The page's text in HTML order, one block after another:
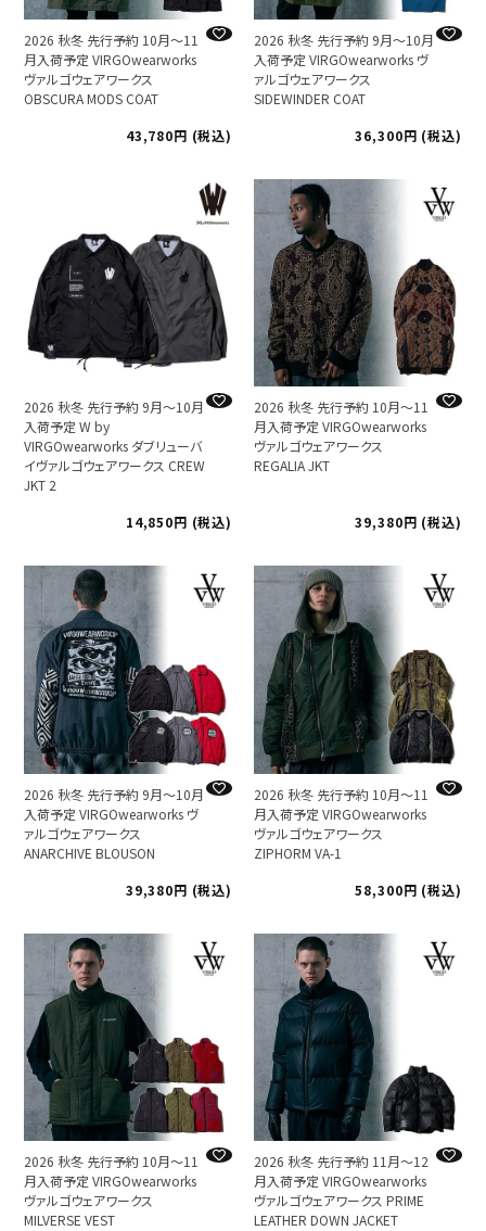
2026 秋冬 先行予約 10月～11
月入荷予定 VIRGOwearworks
ヴァルゴウェアワークス
OBSCURA MODS COAT
43,780
税込
2026 秋冬 先行予約 9月～10月
入荷予定 VIRGOwearworks ヴ
ァルゴウェアワークス
SIDEWINDER COAT
36,300
税込
2026 秋冬 先行予約 9月～10月
入荷予定 W by
VIRGOwearworks ダブリューバ
イヴァルゴウェアワークス CREW
JKT 2
14,850
税込
2026 秋冬 先行予約 10月～11
月入荷予定 VIRGOwearworks
ヴァルゴウェアワークス
REGALIA JKT
39,380 税込
2026 秋冬 先行予約 9月～10月
入荷予定 VIRGOwearworks ヴ
ァルゴウェアワークス
ANARCHIVE BLOUSON
39,380
税込
2026 秋冬 先行予約 10月～11
月入荷予定 VIRGOwearworks
ヴァルゴウェアワークス
ZIPHORM VA-1
58,300
税込
2026 秋冬 先行予約 10月～11
月入荷予定 VIRGOwearworks
ヴァルゴウェアワークス
MILVERSE VEST
2026 秋冬 先行予約 11月～12
月入荷予定 VIRGOwearworks
ヴァルゴウェアワークス PRIME
LEATHER DOWN JACKET